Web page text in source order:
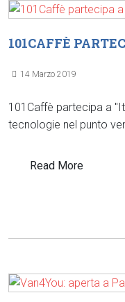
101CAFFÈ
14 Marzo 2019
101Caffè partecipa a
tecnologie nel punto
Read More